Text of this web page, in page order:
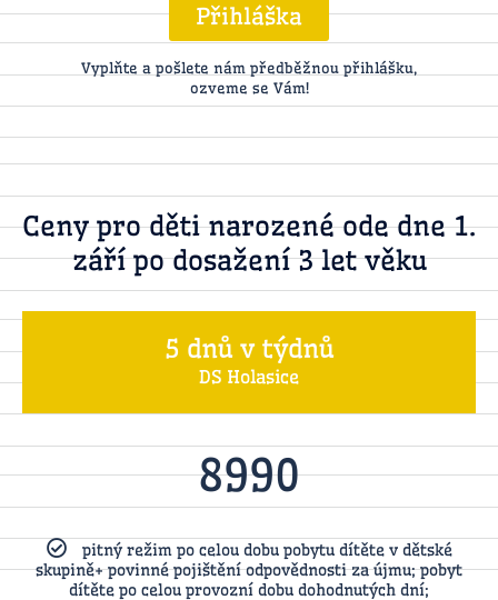
Přihláška
Vyplňte a pošlete nám předběžnou přihlášku,
ozveme se Vám!
Ceny pro děti narozené ode dne 1.
září po dosažení 3 let věku
5 dnů v týdnů
DS Holasice
8990
pitný režim po celou dobu pobytu dítěte v dětské
skupině+ povinné pojištění odpovědnosti za újmu; pobyt
dítěte po celou provozní dobu dohodnutých dní;